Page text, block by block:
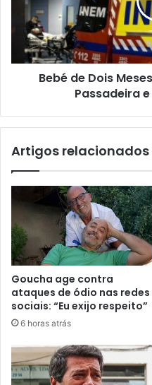
Bebé de Dois
Passadeira
Artigos relacionados
Goucha age contra
ataques de ódio nas redes
sociais: “Eu exijo respeito”
6 horas atrás